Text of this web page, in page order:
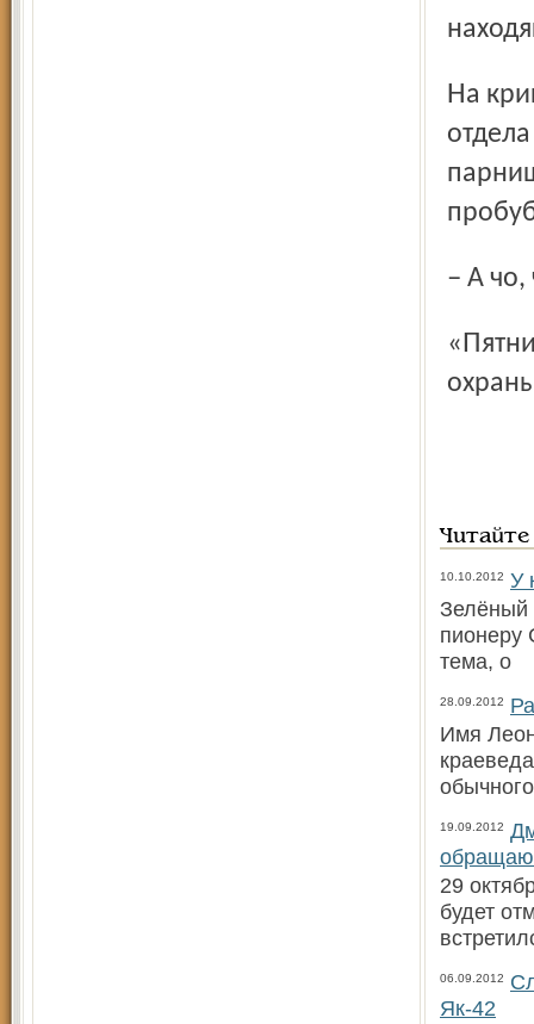
На крики женщин наконец-то в развалку из другого
– А
«Пятничный вечер» в Брагине без вневедомственной
10.10.2012 У
Зелёный
пионеру
тема, о
28.09.2012
Имя
19.09.2012
29
будет
06.09.2012
Як-42